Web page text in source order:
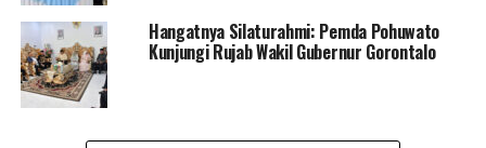
Ia juga mengkritik sikap pemerintah yang dinilai lebih
sering menyalahkan masyarakat atas kerusakan
lingkungan, sementara perusahaan pertambangan
justru terkesan dibiarkan tanpa penindakan serius.
Hangatnya Silaturahmi: Pemda Pohuwato
Kunjungi Rujab Wakil Gubernur Gorontalo